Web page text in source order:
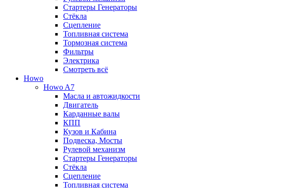
Стартеры Генераторы
Стёкла
Сцепление
Топливная система
Тормозная система
Фильтры
Электрика
Смотреть всё
Howo
Howo A7
Масла и автожидкости
Двигатель
Карданные валы
КПП
Кузов и Кабина
Подвеска, Мосты
Рулевой механизм
Стартеры Генераторы
Стёкла
Сцепление
Топливная система